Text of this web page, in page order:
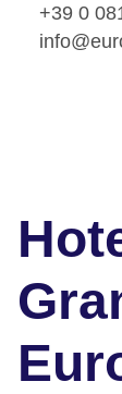
+39 0